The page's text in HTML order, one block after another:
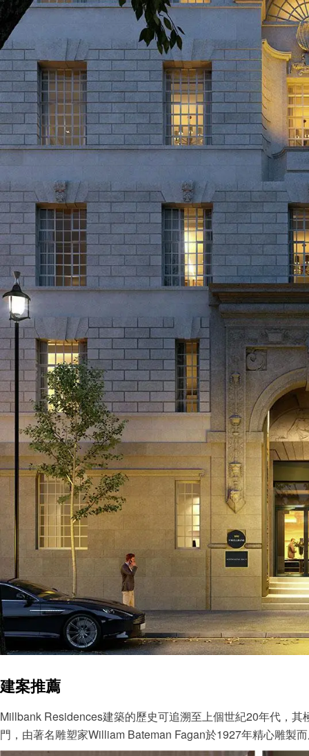
建案推薦
Millbank Residences建築的歷史可追溯至上個世紀20年代，
門，由著名雕塑家William Bateman Fagan於1927年精心雕製